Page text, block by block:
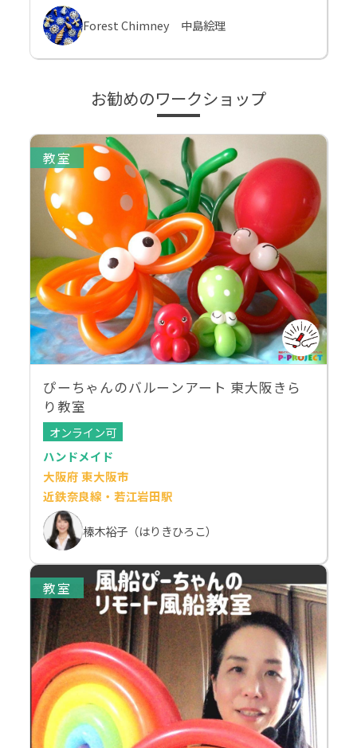
Forest Chimney 中島絵理
お勧めのワークショップ
教室
ぴーちゃんのバルーンアート 東大阪きら
り教室
オンライン可
ハンドメイド
大阪府 東大阪市
近鉄奈良線・若江岩田駅
榛木裕子（はりきひろこ）
教室